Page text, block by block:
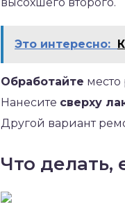
Это интересно:
Обработайте место
Нанесите сверху
Другой вариант
Что делать,